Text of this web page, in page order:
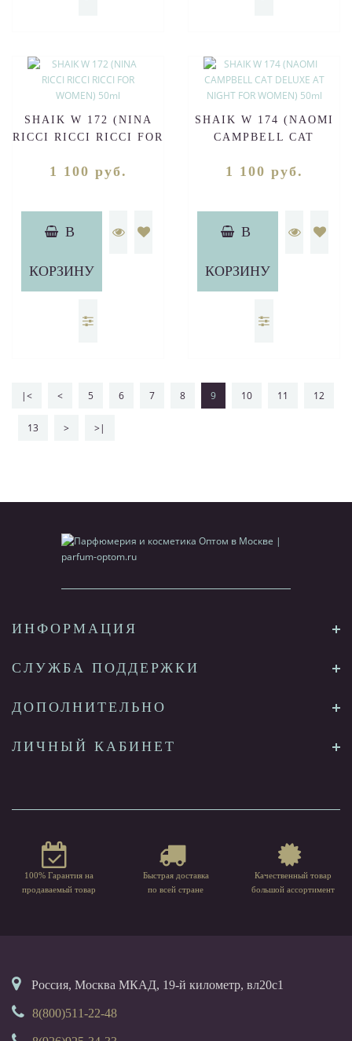
SHAIK W 172 (NINA
RICCI RICCI RICCI FOR
1 100 руб.
В
КОРЗИНУ
SHAIK W 174 (NAOMI
CAMPBELL CAT
FOR WOMEN) 50ml
1 100 руб.
В
КОРЗИНУ
|< < 5 6 7 8 9 10 11 12
13 > >|
ИНФОРМАЦИЯ
СЛУЖБА ПОДДЕРЖКИ
ДОПОЛНИТЕЛЬНО
ЛИЧНЫЙ КАБИНЕТ
100% Гарантия на
продаваемый товар
Быстрая доставка
по всей стране
Качественный товар
большой ассортимент
Россия, Москва МКАД, 19-й километр, вл20с1
8(800)511-22-48